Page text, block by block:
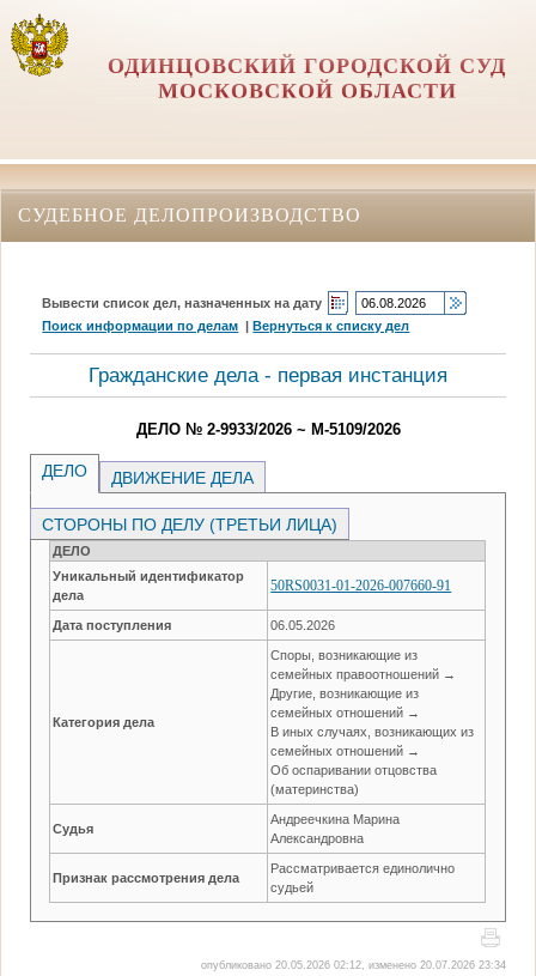
ОДИНЦОВСКИЙ ГОРОДСКОЙ СУД
МОСКОВСКОЙ ОБЛАСТИ
СУДЕБНОЕ ДЕЛОПРОИЗВОДСТВО
Вывести список дел, назначенных на дату
Поиск информации по делам |Вернуться к списку дел
Гражданские дела - первая инстанция
ДЕЛО № 2-9933/2026 ~ М-5109/2026
ДЕЛО ДВИЖЕНИЕ ДЕЛА
СТОРОНЫ ПО ДЕЛУ (ТРЕТЬИ ЛИЦА)
ДЕЛО
Уникальный идентификатор
дела
50RS0031-01-2026-007660-91
Дата поступления 06.05.2026
Категория дела
Споры, возникающие из
семейных правоотношений →
Другие, возникающие из
семейных отношений →
В иных случаях, возникающих из
семейных отношений →
Об оспаривании отцовства
(материнства)
Судья
Андреечкина Марина
Александровна
Признак рассмотрения дела
Рассматривается единолично
судьей
опубликовано 20.05.2026 02:12, изменено 20.07.2026 23:34